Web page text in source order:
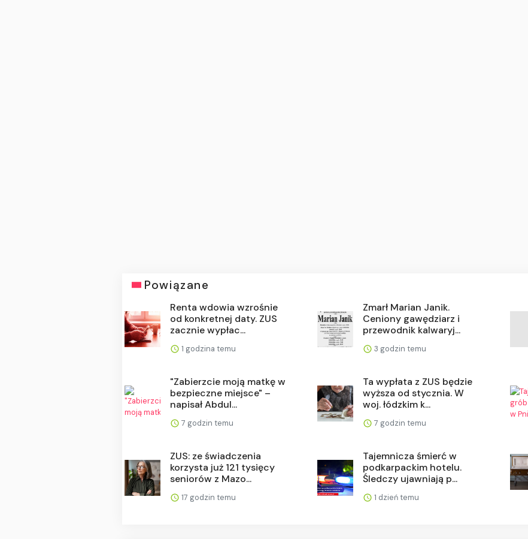
Powiązane
Renta wdowia wzrośnie
od konkretnej daty. ZUS
zacznie wypłac...
1 godzina temu
Zmarł Marian Janik.
Ceniony gawędziarz i
przewodnik kalwaryj...
3 godzin temu
"Zabierzcie moją matkę w
bezpieczne miejsce" –
napisał Abdul...
7 godzin temu
Ta wypłata z ZUS będzie
wyższa od stycznia. W
woj. łódzkim k...
7 godzin temu
ZUS: ze świadczenia
korzysta już 121 tysięcy
seniorów z Mazo...
17 godzin temu
Tajemnicza śmierć w
podkarpackim hotelu.
Śledczy ujawniają p...
1 dzień temu